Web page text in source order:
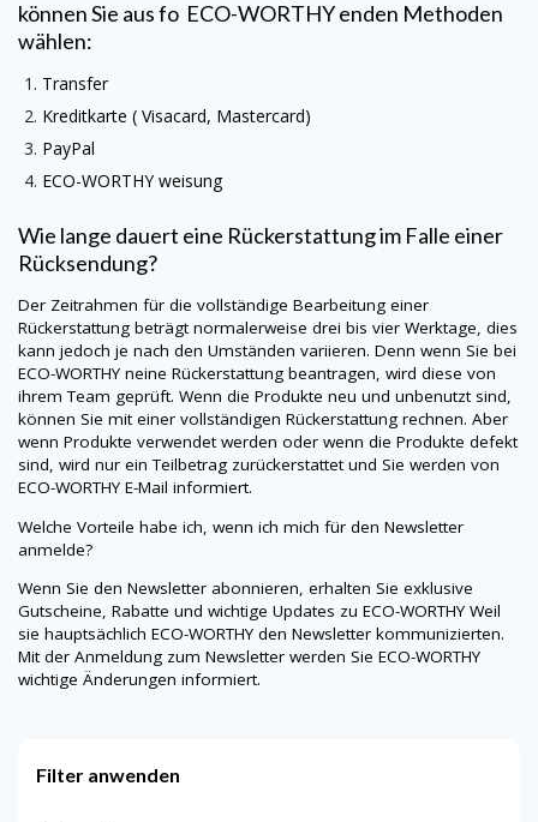
können Sie aus fo ECO-WORTHYenden Methoden
wählen:
Transfer
Kreditkarte ( Visacard, Mastercard)
PayPal
ECO-WORTHYweisung
Wie lange dauert eine Rückerstattung im Falle einer
Rücksendung?
Der Zeitrahmen für die vollständige Bearbeitung einer
Rückerstattung beträgt normalerweise drei bis vier Werktage, dies
kann jedoch je nach den Umständen variieren. Denn wenn Sie bei
ECO-WORTHY neine Rückerstattung beantragen, wird diese von
ihrem Team geprüft. Wenn die Produkte neu und unbenutzt sind,
können Sie mit einer vollständigen Rückerstattung rechnen. Aber
wenn Produkte verwendet werden oder wenn die Produkte defekt
sind, wird nur ein Teilbetrag zurückerstattet und Sie werden von
ECO-WORTHY E-Mail informiert.
Welche Vorteile habe ich, wenn ich mich für den Newsletter
anmelde?
Wenn Sie den Newsletter abonnieren, erhalten Sie exklusive
Gutscheine, Rabatte und wichtige Updates zu ECO-WORTHY Weil
sie hauptsächlich ECO-WORTHY den Newsletter kommunizierten.
Mit der Anmeldung zum Newsletter werden Sie ECO-WORTHY
wichtige Änderungen informiert.
Filter anwenden